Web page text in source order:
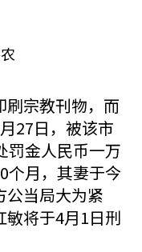
刷宗教刊物，而
27日，被该市
罚金人民币一万
个月，其妻于今
公当局大为紧
敏将于4月1日刑